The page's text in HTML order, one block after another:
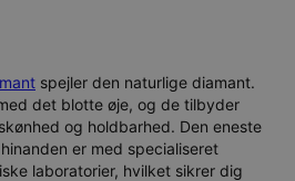
spejler den naturlige diamant.
det blotte øje, og de tilbyder
og holdbarhed. Den eneste
er med specialiseret
laboratorier, hvilket sikrer dig